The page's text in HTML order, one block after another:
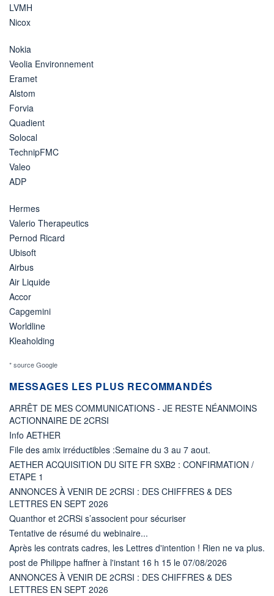
LVMH
Nicox
Nokia
Veolia Environnement
Eramet
Alstom
Forvia
Quadient
Solocal
TechnipFMC
Valeo
ADP
Hermes
Valerio Therapeutics
Pernod Ricard
Ubisoft
Airbus
Air Liquide
Accor
Capgemini
Worldline
Kleaholding
* source Google
MESSAGES LES PLUS RECOMMANDÉS
ARRÊT DE MES COMMUNICATIONS - JE RESTE NÉANMOINS
ACTIONNAIRE DE 2CRSI
Info AETHER
File des amix irréductibles :Semaine du 3 au 7 aout.
AETHER ACQUISITION DU SITE FR SXB2 : CONFIRMATION /
ETAPE 1
ANNONCES À VENIR DE 2CRSI : DES CHIFFRES & DES
LETTRES EN SEPT 2026
Quanthor et 2CRSi s’associent pour sécuriser
Tentative de résumé du webinaire...
Après les contrats cadres, les Lettres d'intention ! Rien ne va plus.
post de Philippe haffner à l'instant 16 h 15 le 07/08/2026
ANNONCES À VENIR DE 2CRSI : DES CHIFFRES & DES
LETTRES EN SEPT 2026